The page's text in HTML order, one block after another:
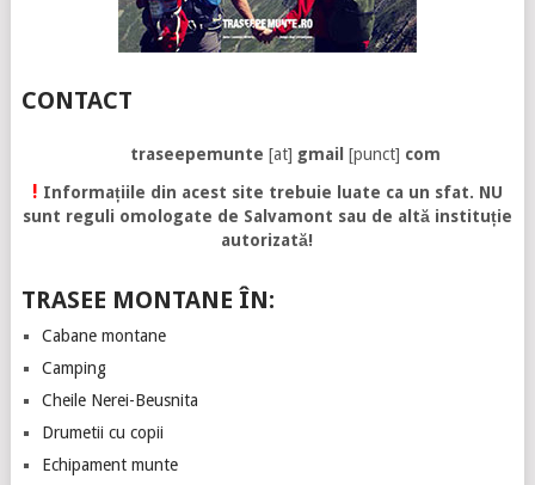
CONTACT
traseepemunte [at] gmail [punct] com
! Informațiile din acest site trebuie luate ca un sfat. NU
sunt reguli omologate de Salvamont sau de altă instituție
autorizată!
TRASEE MONTANE ÎN:
Cabane montane
Camping
Cheile Nerei-Beusnita
Drumetii cu copii
Echipament munte